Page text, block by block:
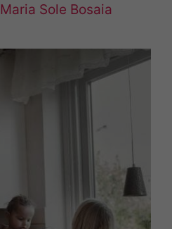
Maria Sole Bosaia